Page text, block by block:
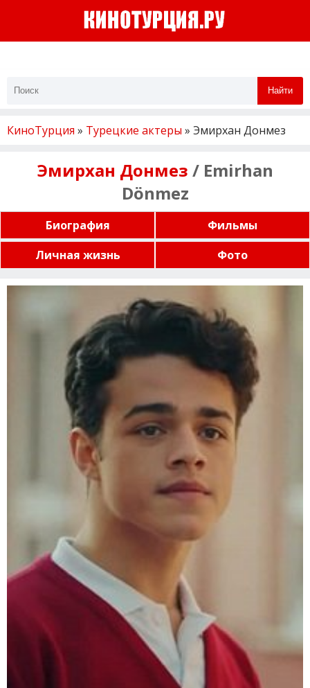
Найти
КиноТурция » Турецкие актеры » Эмирхан Донмез
Эмирхан Донмез / Emirhan
Dönmez
Биография
Фильмы
Личная жизнь
Фото